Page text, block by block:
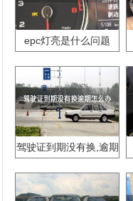
epc灯亮是什么问题
驾驶证到期没有换,逾期